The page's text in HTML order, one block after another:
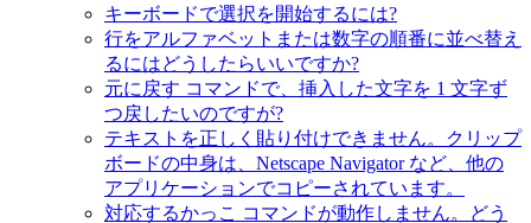
キーボードで選択を開始するには?
行をアルファベットまたは数字の順番に並べ替え
るにはどうしたらいいですか?
元に戻す コマンドで、挿入した文字を 1 文字ず
つ戻したいのですが?
テキストを正しく貼り付けできません。クリップ
ボードの中身は、Netscape Navigator など、他の
アプリケーションでコピーされています。
対応するかっこ コマンドが動作しません。どう